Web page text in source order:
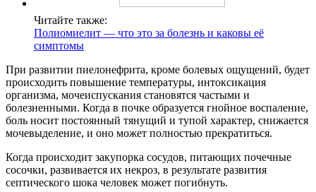
Читайте также:
Полиомиелит — что это за болезнь и каковы её
симптомы
При развитии пиелонефрита, кроме болевых ощущений, будет
происходить повышение температуры, интоксикация
организма, мочеиспускания становятся частыми и
болезненными. Когда в почке образуется гнойное воспаление,
боль носит постоянный тянущий и тупой характер, снижается
мочевыделение, и оно может полностью прекратиться.
Когда происходит закупорка сосудов, питающих почечные
сосочки, развивается их некроз, в результате развития
септического шока человек может погибнуть.